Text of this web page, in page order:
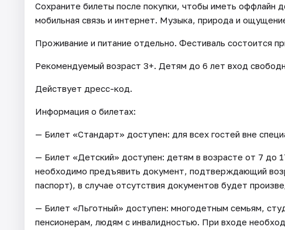
Сохраните билеты после покупки, чтобы иметь оффлайн
мобильная связь и интернет. Музыка, природа и
Проживание и питание отдельно. Фестиваль состоится
Рекомендуемый возраст 3+. Детям до 6 лет вход
Действует дресс-код.
Информация о билетах:
— Билет «Стандарт» доступен: для всех гостей вне
— Билет «Детский» доступен: детям в возрасте от 7 до
необходимо предъявить документ, подтверждающий
паспорт), в случае отсутствия документов будет
— Билет «Льготный» доступен: многодетным семьям,
пенсионерам, людям с инвалидностью. При входе